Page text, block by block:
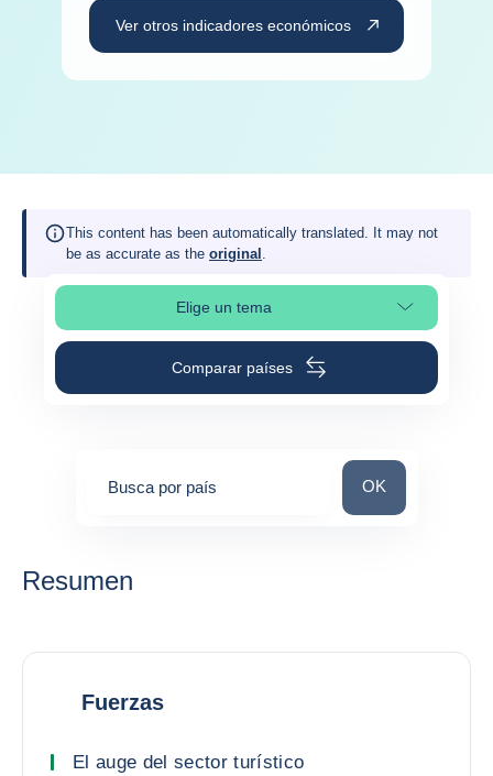
Ver otros indicadores económicos
This content has been automatically translated. It may not
be as accurate as the original .
Elige un temaSelleciona la sección de la página
Comparar países
Busca por país Busca por país
OK
Resumen
Fuerzas
El auge del sector turístico